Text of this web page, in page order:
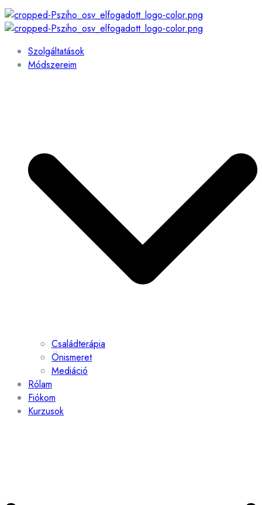
Szolgáltatások
Módszereim
Családterápia
Önismeret
Mediáció
Rólam
Fiókom
Kurzusok